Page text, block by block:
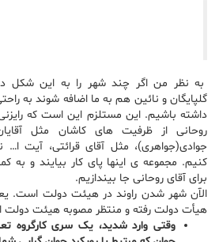
به نظر من اگر چند شهر را به این شکل
گلپایگان و نائین هم به ما اضافه شوند به
داشته باشیم. این مستلزم این است که
روحانی از ظرفیت های کاشان مثل
جوادی(جواهری)، مثل آقای قرائتی، آیت ا…
کنیم. مجموعه ی اینها پای کار بیایند و به
برای آقای روحانی جا بیندازیم.
الآن شهر شدن راوند در هیئت دولت است.
هیأت دولت رفته و منتظر مصوبه هیئت
وقتی وارد شدید، یک سری کارگروه